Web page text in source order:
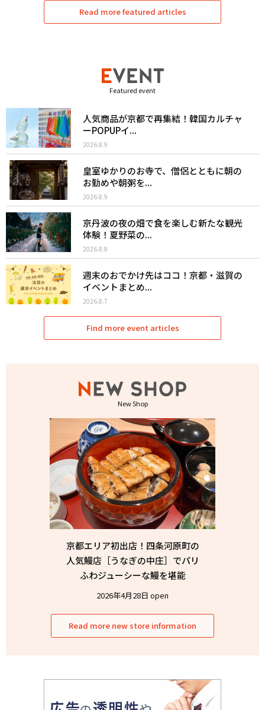
Read more featured articles
Featured event
人気商品が京都で再集結！韓国カルチャ
ーPOPUPイ...
2026.8.9
皇室ゆかりのお寺で、僧侶とともに朝の
お勤めや朝粥を...
2026.8.9
京丹波の夜の畑で食を楽しむ新たな観光
体験！夏野菜の...
2026.8.8
週末のおでかけ先はココ！京都・滋賀の
イベントまとめ...
2026.8.7
Find more event articles
New Shop
京都エリア初出店！四条河原町の
人気鰻店［うなぎの中庄］でパリ
ふわジューシーな鰻を堪能
2026年4月28日 open
Read more new store information